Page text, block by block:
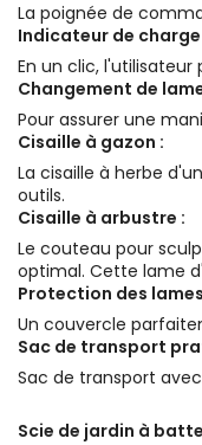
La poignée de
Indicateur de charge
En un clic,
Changement de
Pour assurer une
Cisaille à gazon :
La cisaille à herbe
outils.
Cisaille à arbustre :
Le couteau pour
optimal. Cette lame
Protection des
Un couvercle
Sac de transport
Sac de transport
Scie de jardin à